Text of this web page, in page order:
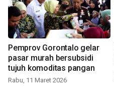
Pemprov Gorontalo gelar
pasar murah bersubsidi
tujuh komoditas pangan
Rabu, 11 Maret 2026